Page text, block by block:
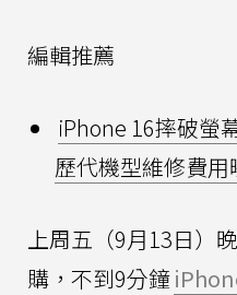
編輯推薦
iPhone 16摔破螢
歷代機型維修費
上周五（9月13日）
購，不到9分鐘